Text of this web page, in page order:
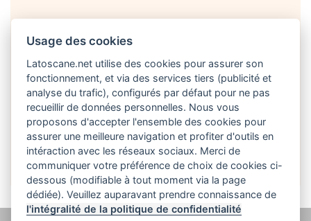
Français
Usage des cookies
Latoscane.net utilise des cookies pour assurer son
fonctionnement, et via des services tiers (publicité et
analyse du trafic), configurés par défaut pour ne pas
recueillir de données personnelles. Nous vous
proposons d'accepter l'ensemble des cookies pour
assurer une meilleure navigation et profiter d'outils en
intéraction avec les réseaux sociaux. Merci de
communiquer votre préférence de choix de cookies ci-
dessous (modifiable à tout moment via la page
dédiée). Veuillez auparavant prendre connaissance de
l'intégralité de la politique de confidentialité